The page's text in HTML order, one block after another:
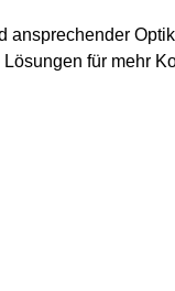
ansprechender
für mehr